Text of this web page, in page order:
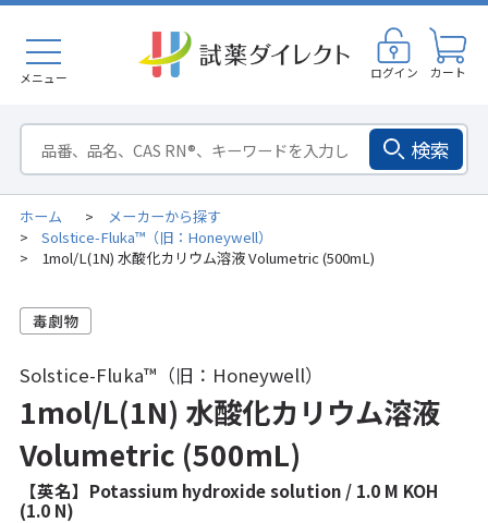
メニュー ログイン カート
検索
ホーム > メーカーから探す
> Solstice-Fluka™（旧：Honeywell）
> 1mol/L(1N) 水酸化カリウム溶液 Volumetric (500mL)
Solstice-Fluka™（旧：Honeywell）
1mol/L(1N) 水酸化カリウム溶液
Volumetric (500mL)
【英名】Potassium hydroxide solution / 1.0 M KOH
(1.0 N)